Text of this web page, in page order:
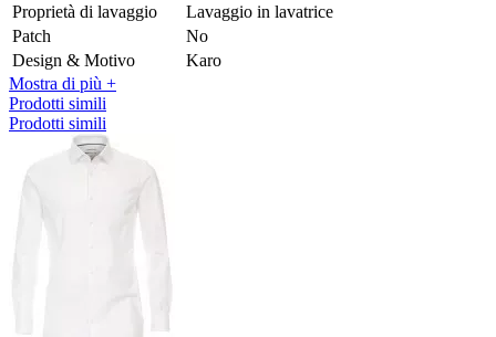
Proprietà di lavaggio
Lavaggio in lavatrice
Patch
No
Design & Motivo
Karo
Mostra di più +
Prodotti simili
Prodotti simili